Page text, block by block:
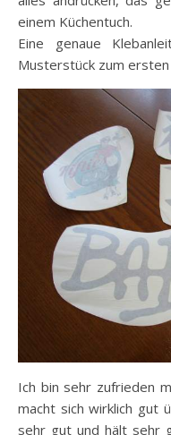
einem Küchentuch.
Eine genaue
Musterstück zum
Ich bin sehr zufrieden
macht sich wirklich gut
sehr gut und hält sehr